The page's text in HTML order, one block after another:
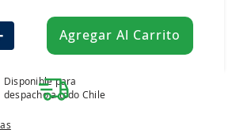
Agregar Al Carrito
Disponible para
despacho a todo Chile